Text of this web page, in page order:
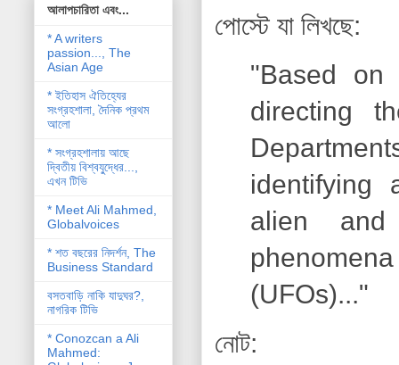
পোস্টে যা লিখছে:
"Based on
directing
identifying
alien and
(UFOs)..."
নোট:
আলাপচারিতা এবং...
* A writers
passion..., The
Asian Age
* ইতিহাস ঐতিহ্যের
সংগ্রহশালা, দৈনিক প্রথম
আলো
* সংগ্রহশালায় আছে
দ্বিতীয় বিশ্বযু্দ্ধের...,
এখন টিভি
* Meet Ali Mahmed,
Globalvoices
* শত বছরের নিদর্শন, The
Business Standard
বসতবাড়ি নাকি যাদুঘর?,
নাগরিক টিভি
* Conozcan a Ali
Mahmed: